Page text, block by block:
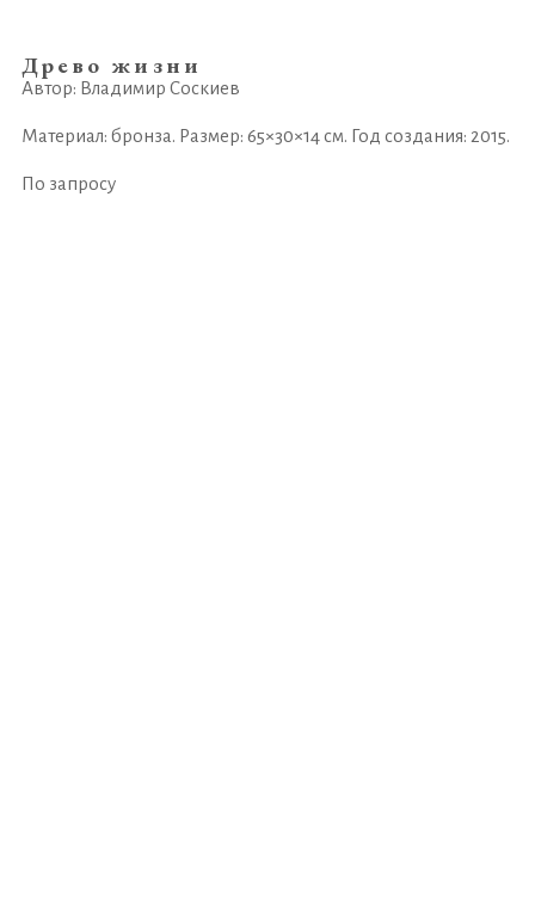
Древо жизни
Автор: Владимир Соскиев
Материал: бронза. Размер: 65×30×14 см. Год создания: 2015.
По запросу